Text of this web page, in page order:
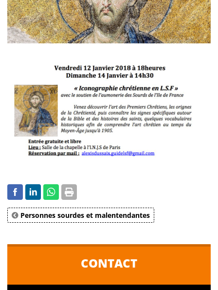
Personnes sourdes et malentendantes
CONTACT